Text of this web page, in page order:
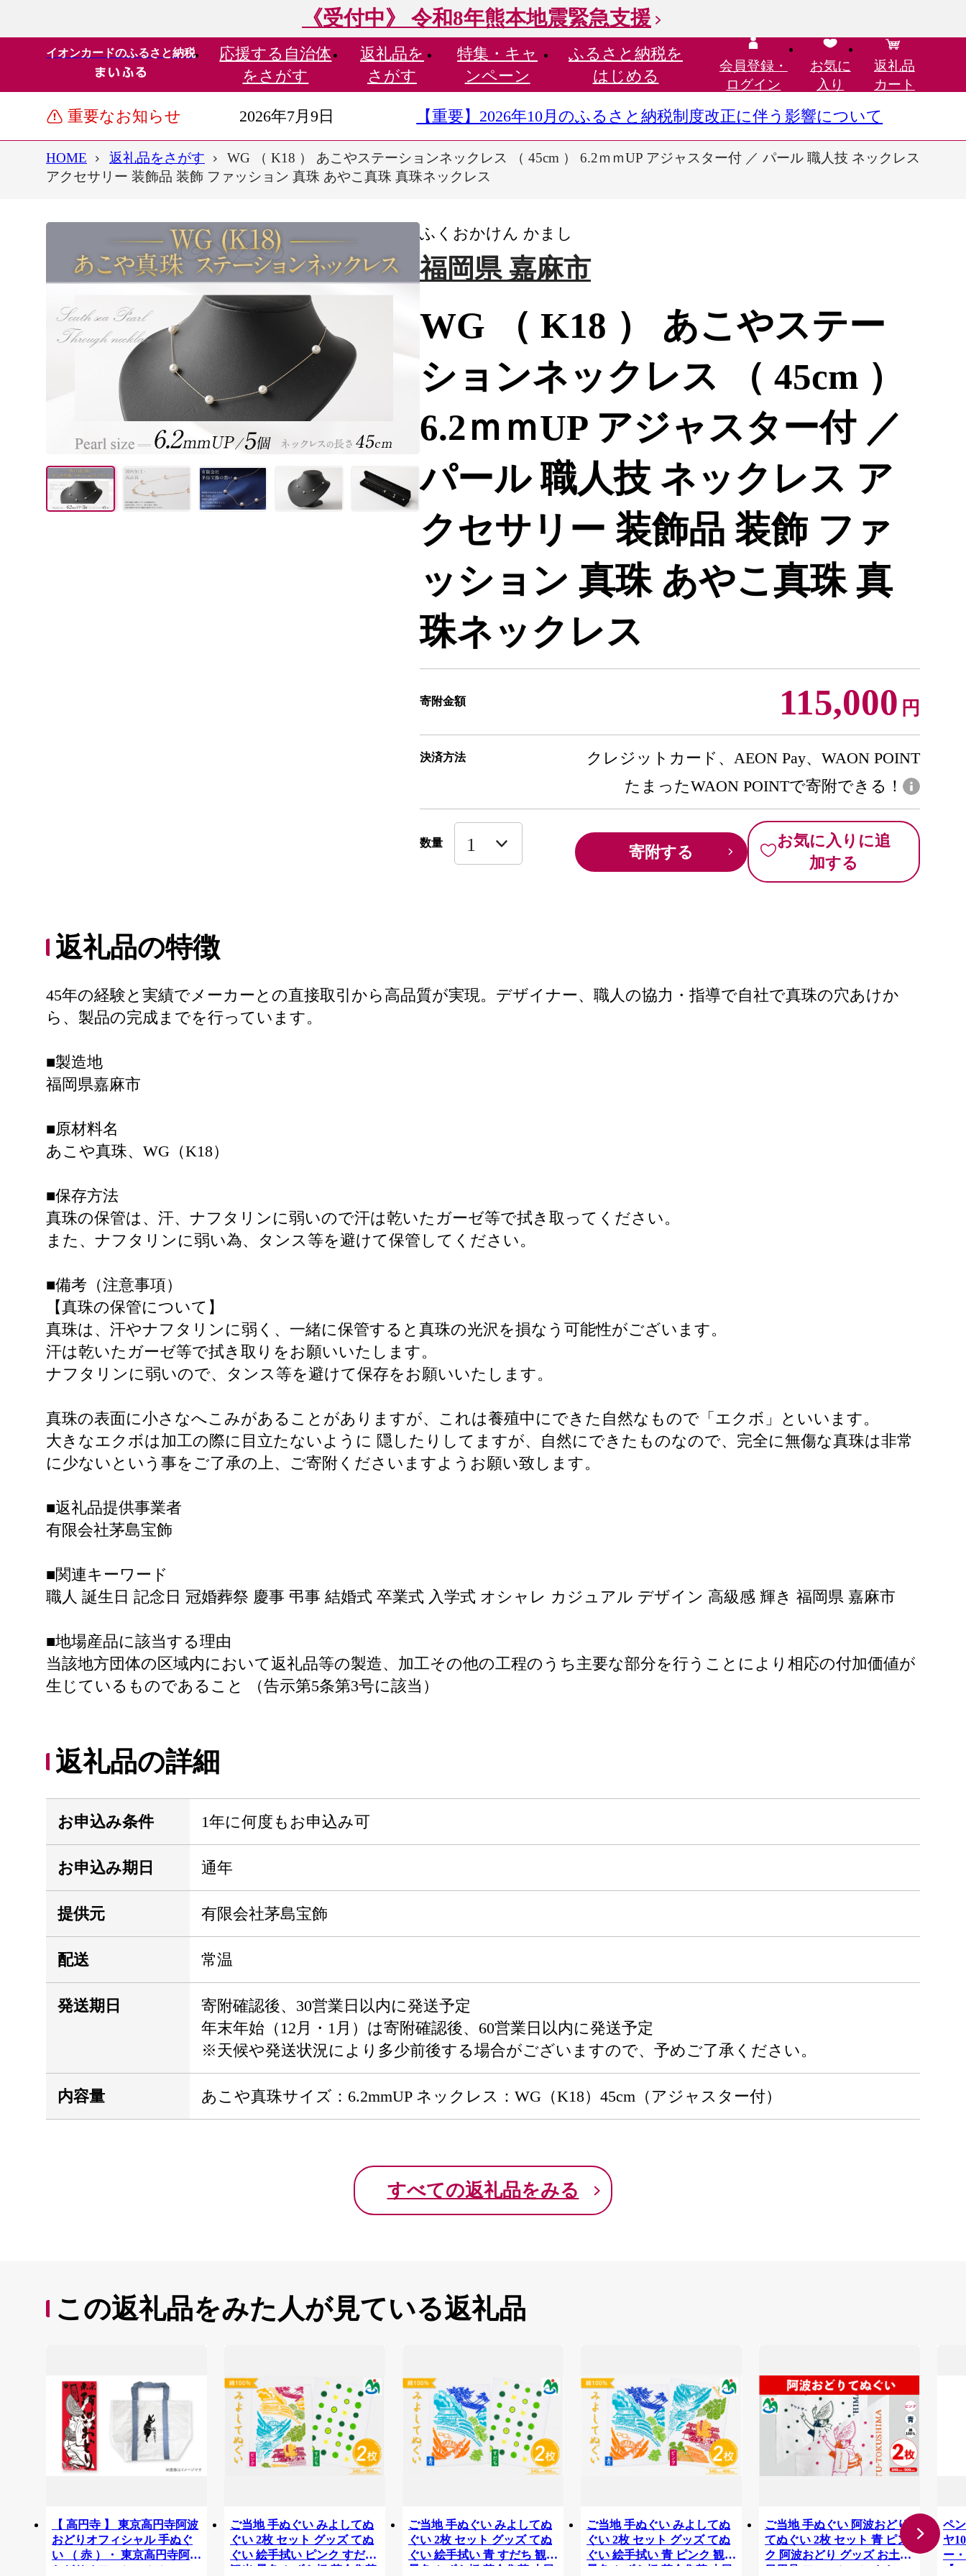
《受付中》 令和8年熊本地震緊急支援
イオンカードのふるさと納税 応援する 自治体
をさがす
返礼品を
さがす
特集・ キャ
ンペーン
ふるさと納税を
はじめる
会員登録・
ログイン
お気に
入り
返礼品
カート
重要なお知らせ 2026年7月9日 【重要】2026年10月のふるさと納税制度改正に伴う影響について
HOME 返礼品をさがす
WG （ K18 ） あこやステーションネックレス （ 45cm ） 6.2ｍｍUP アジャスター付 ／ パール 職人技 ネックレス
アクセサリー 装飾品 装飾 ファッション 真珠 あやこ真珠 真珠ネックレス
ふくおかけん かまし
福岡県 嘉麻市
WG （ K18 ） あこやステー
ションネックレス （ 45cm ）
6.2ｍｍUP アジャスター付 ／
パール 職人技 ネックレス ア
クセサリー 装飾品 装飾 ファ
ッション 真珠 あやこ真珠 真
珠ネックレス
寄附金額 115,000 円
決済方法
クレジットカード、AEON Pay、WAON POINT
たまったWAON POINTで寄附できる！
数量 寄附する
お気に入りに追
加する
返礼品の特徴
45年の経験と実績でメーカーとの直接取引から高品質が実現。デザイナー、職人の協力・指導で自社で真珠の穴あけか
ら、製品の完成までを行っています。
■製造地
福岡県嘉麻市
■原材料名
あこや真珠、WG（K18）
■保存方法
真珠の保管は、汗、ナフタリンに弱いので汗は乾いたガーゼ等で拭き取ってください。
また、ナフタリンに弱い為、タンス等を避けて保管してください。
■備考（注意事項）
【真珠の保管について】
真珠は、汗やナフタリンに弱く、一緒に保管すると真珠の光沢を損なう可能性がございます。
汗は乾いたガーゼ等で拭き取りをお願いいたします。
ナフタリンに弱いので、タンス等を避けて保存をお願いいたします。
真珠の表面に小さなへこみがあることがありますが、これは養殖中にできた自然なもので「エクボ」といいます。
大きなエクボは加工の際に目立たないように 隠したりしてますが、自然にできたものなので、完全に無傷な真珠は非常
に少ないという事をご了承の上、ご寄附くださいますようお願い致します。
■返礼品提供事業者
有限会社茅島宝飾
■関連キーワード
職人 誕生日 記念日 冠婚葬祭 慶事 弔事 結婚式 卒業式 入学式 オシャレ カジュアル デザイン 高級感 輝き 福岡県 嘉麻市
■地場産品に該当する理由
当該地方団体の区域内において返礼品等の製造、加工その他の工程のうち主要な部分を行うことにより相応の付加価値が
生じているものであること （告示第5条第3号に該当）
返礼品の詳細
お申込み条件 1年に何度もお申込み可
お申込み期日 通年
提供元 有限会社茅島宝飾
配送 常温
発送期日
寄附確認後、30営業日以内に発送予定
年末年始（12月・1月）は寄附確認後、60営業日以内に発送予定
※天候や発送状況により多少前後する場合がございますので、予めご了承ください。
内容量 あこや真珠サイズ：6.2mmUP ネックレス：WG（K18）45cm（アジャスター付）
すべての返礼品をみる
この返礼品をみた人が見ている返礼品
【 高円寺 】 東京高円寺阿波
おどりオフィシャル 手ぬぐ
い （ 赤 ）・ 東京高円寺阿波
おどりオフィシャル ショッ
ご当地 手ぬぐい みよしてぬ
ぐい 2枚 セット グッズ てぬ
ぐい 絵手拭い ピンク すだち
観光 景色 かずら橋 落合集落
ご当地 手ぬぐい みよしてぬ
ぐい 2枚 セット グッズ てぬ
ぐい 絵手拭い 青 すだち 観光
景色 かずら橋 落合集落 古民
ご当地 手ぬぐい みよしてぬ
ぐい 2枚 セット グッズ てぬ
ぐい 絵手拭い 青 ピンク 観光
景色 かずら橋 落合集落 古民
ご当地 手ぬぐい 阿波おどり
てぬぐい 2枚 セット 青 ピン
ク 阿波おどり グッズ お土産
日用品 ファッション おしゃ
ペ
ヤ
ー
【